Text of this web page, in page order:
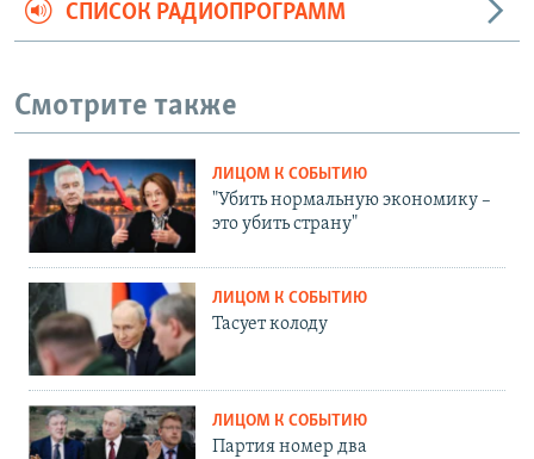
СПИСОК РАДИОПРОГРАММ
Смотрите также
ЛИЦОМ К СОБЫТИЮ
"Убить нормальную экономику –
это убить страну"
ЛИЦОМ К СОБЫТИЮ
Тасует колоду
ЛИЦОМ К СОБЫТИЮ
Партия номер два